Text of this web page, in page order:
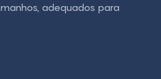
adequados para